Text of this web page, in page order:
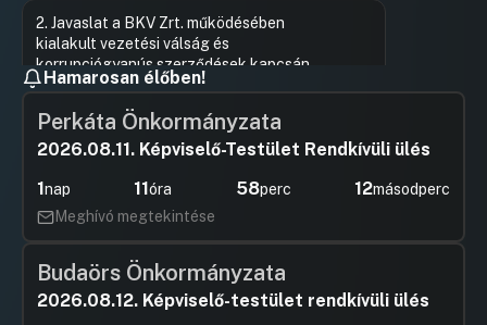
2. Javaslat a BKV Zrt. működésében
kialakult vezetési válság és
korrupciógyanús szerződések kapcsán
kialakult helyzet miatt szükséges
alapítói döntésekre, Javaslat a Fővárosi
Önkormányzat, a közvetlen és közvetett
tulajdonában álló gazdásági társaságok
Zrt. reklámfelületeinek hasznosítására
HozzászólásokUgrás a napirendi pontra
3. Javaslat személyi döntés
meghozatalára, Javaslat
intézményvezetők megbízására, Javaslat
a felügyelőbizottsági tagok határozott
Hamarosan élőben!
Perkáta Önkormányzata
2026.08.11. Képviselő-Testület Rendkívüli ülés
1nap 11óra 58perc 12másodperc
Meghívó megtekintése
Budaörs Önkormányzata
2026.08.12. Képviselő-testület rendkívüli ülés